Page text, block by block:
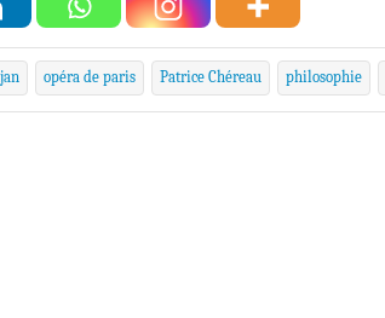
opéra de paris Patrice Chéreau philosophie